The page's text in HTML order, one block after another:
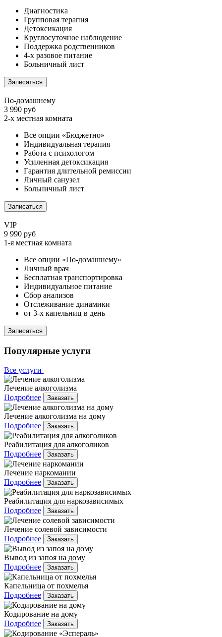
Диагностика
Групповая терапия
Детоксикация
Круглосуточное наблюдение
Поддержка родственников
4-х разовое питание
Больничный лист
Записаться
По-домашнему
3 990 руб
2-х местная комната
Все опции «Бюджетно»
Индивидуальная терапия
Работа с психологом
Усиленная детоксикация
Гарантия длительной ремиссии
Личный санузел
Больничный лист
Записаться
VIP
9 990 руб
1-я местная комната
Все опции «По-домашнему»
Личный врач
Бесплатная транспортировка
Индивидуальное питание
Сбор анализов
Отслеживание динамики
от 3-х капельниц в день
Записаться
Популярные услуги
Все услуги
Лечение алкоголизма
Подробнее
Заказать
Лечение алкоголизма на дому
Подробнее
Заказать
Реабилитация для алкоголиков
Подробнее
Заказать
Лечение наркомании
Подробнее
Заказать
Реабилитация для наркозависимых
Подробнее
Заказать
Лечение солевой зависимости
Подробнее
Заказать
Вывод из запоя на дому
Подробнее
Заказать
Капельница от похмелья
Подробнее
Заказать
Кодирование на дому
Подробнее
Заказать